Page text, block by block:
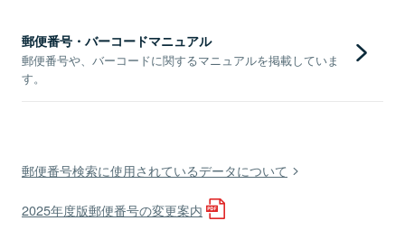
郵便番号・バーコードマニュアル
郵便番号や、バーコードに関するマニュアルを掲載していま
す。
郵便番号検索に使用されているデータについて
2025年度版郵便番号の変更案内